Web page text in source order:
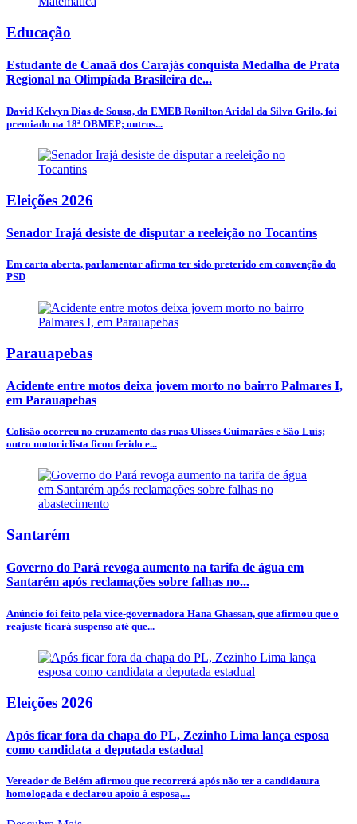
Educação
Estudante de Canaã dos Carajás conquista Medalha de Prata
Regional na Olimpíada Brasileira de...
David Kelvyn Dias de Sousa, da EMEB Ronilton Aridal da Silva Grilo, foi
premiado na 18ª OBMEP; outros...
Eleições 2026
Senador Irajá desiste de disputar a reeleição no Tocantins
Em carta aberta, parlamentar afirma ter sido preterido em convenção do
PSD
Parauapebas
Acidente entre motos deixa jovem morto no bairro Palmares I,
em Parauapebas
Colisão ocorreu no cruzamento das ruas Ulisses Guimarães e São Luís;
outro motociclista ficou ferido e...
Santarém
Governo do Pará revoga aumento na tarifa de água em
Santarém após reclamações sobre falhas no...
Anúncio foi feito pela vice-governadora Hana Ghassan, que afirmou que o
reajuste ficará suspenso até que...
Eleições 2026
Após ficar fora da chapa do PL, Zezinho Lima lança esposa
como candidata a deputada estadual
Vereador de Belém afirmou que recorrerá após não ter a candidatura
homologada e declarou apoio à esposa,...